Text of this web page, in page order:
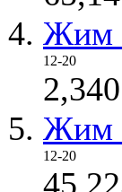
Жим
12-20
2,340
Жим
12-20